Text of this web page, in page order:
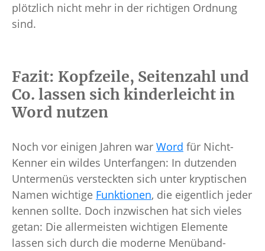
plötzlich nicht mehr in der richtigen Ordnung
sind.
Fazit: Kopfzeile, Seitenzahl und
Co. lassen sich kinderleicht in
Word nutzen
Noch vor einigen Jahren war Word für Nicht-
Kenner ein wildes Unterfangen: In dutzenden
Untermenüs versteckten sich unter kryptischen
Namen wichtige Funktionen, die eigentlich jeder
kennen sollte. Doch inzwischen hat sich vieles
getan: Die allermeisten wichtigen Elemente
lassen sich durch die moderne Menüband-